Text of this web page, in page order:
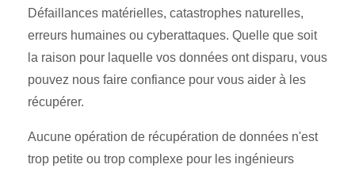
Défaillances matérielles, catastrophes naturelles,
erreurs humaines ou cyberattaques. Quelle que soit
la raison pour laquelle vos données ont disparu, vous
pouvez nous faire confiance pour vous aider à les
récupérer.
Aucune opération de récupération de données n'est
trop petite ou trop complexe pour les ingénieurs